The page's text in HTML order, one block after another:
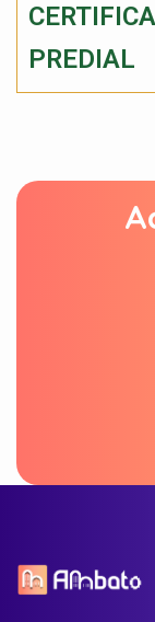
PREDIAL